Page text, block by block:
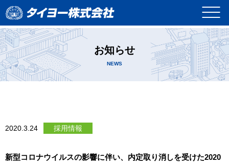
お知らせ
NEWS
2020.3.24 採用情報
新型コロナウイルスの影響に伴い、内定取り消しを受けた2020